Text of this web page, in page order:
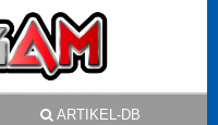
ARTIKEL-DB